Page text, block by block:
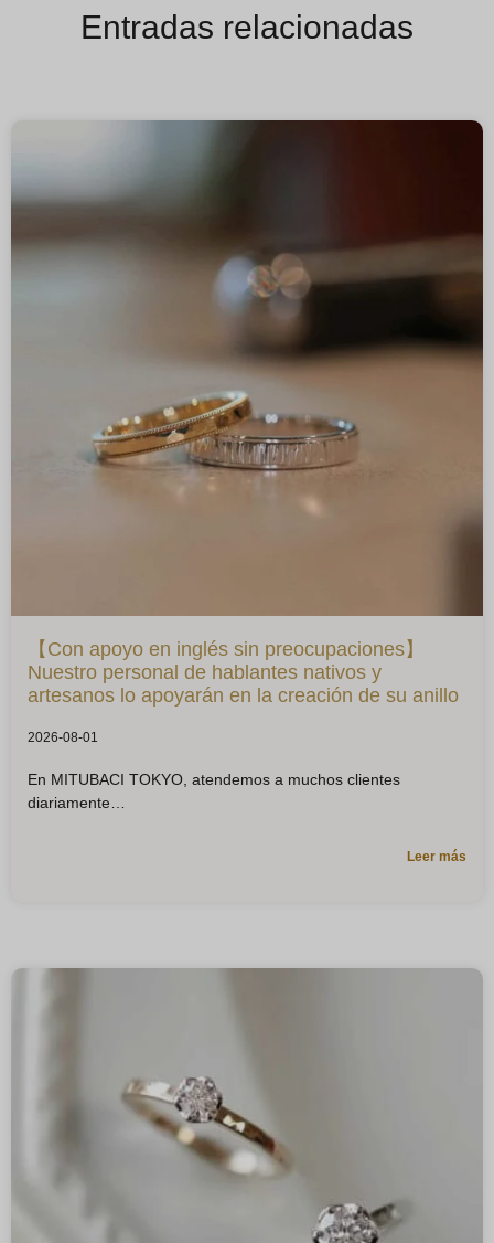
Entradas relacionadas
【Con apoyo en inglés sin preocupaciones】
Nuestro personal de hablantes nativos y
artesanos lo apoyarán en la creación de su anillo
2026-08-01
En MITUBACI TOKYO, atendemos a muchos clientes
diariamente
Leer más